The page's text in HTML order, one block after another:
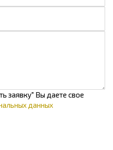
заявку" Вы даете свое
данных